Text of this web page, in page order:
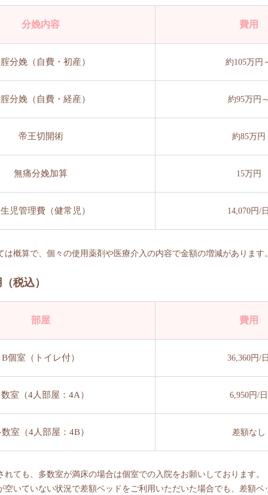
分娩内容 費用
分娩（自費・初産） 約105万円
分娩（自費・経産） 約95万円～
帝王切開術 約85万円
無痛分娩加算 15万円
児管理費（健常児） 14,070円/日
は概算で、個々の使用薬剤や医療介入の内容で金額の増減があります。
税込）
部屋 費用
B個室（トイレ付） 36,360円/日
室（4人部屋：4A） 6,950円/日
室（4人部屋：4B） 差額なし
れても、多数室が満床の場合は個室での入院をお願いしております。
空いていない状況で差額ベッドをご利用いただいた場合でも、差額ベ